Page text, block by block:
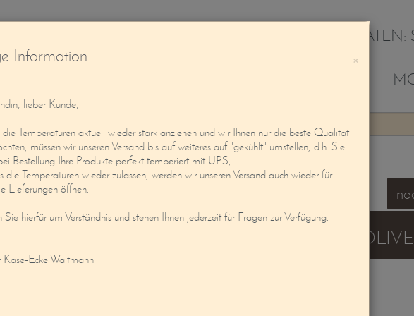
WIR
Service
Information ×
lieber Kunde,
Temperaturen aktuell wieder stark anziehen und wir Ihnen nur die beste Qualität
müssen wir unseren Versand bis auf weiteres auf "gekühlt" umstellen, d.h. Sie
Bestellung Ihre Produkte perfekt temperiert mit UPS,
die Temperaturen wieder zulassen, werden wir unseren Versand auch wieder für
Lieferungen öffnen.
hierfür um Verständnis und stehen Ihnen jederzeit für Fragen zur Verfügung.
Käse-Ecke Waltmann
NATUR M. KRÄUTERN UND